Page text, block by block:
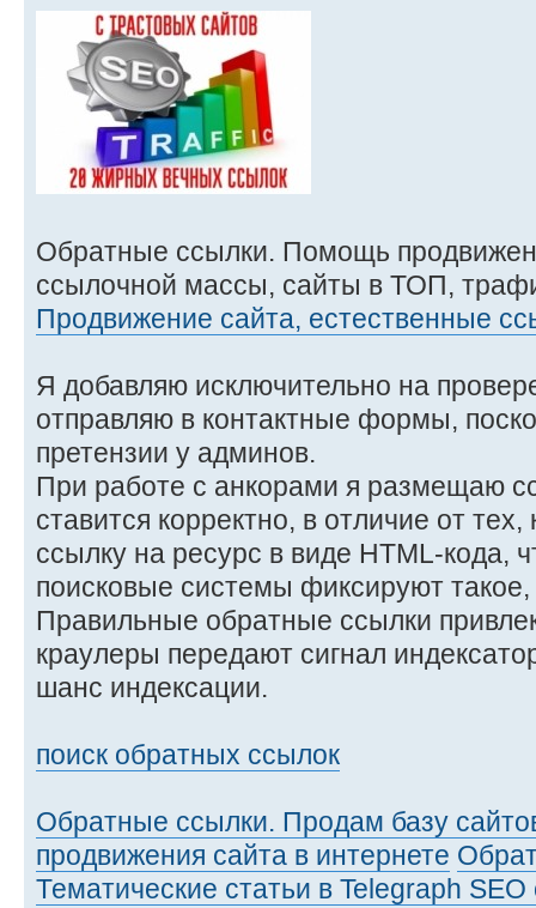
Обратные ссылки. Помощь
ссылочной массы, сайты в ТОП,
Продвижение сайта, естественные
Я добавляю исключительно на
отправляю в контактные формы,
претензии у админов.
При работе с анкорами я размещаю
ставится корректно, в отличие от
ссылку на ресурс в виде HTML-кода,
поисковые системы фиксируют
Правильные обратные ссылки
краулеры передают сигнал
шанс индексации.
поиск обратных ссылок
Обратные ссылки. Продам базу
продвижения сайта в интернете
Тематические статьи в Telegraph